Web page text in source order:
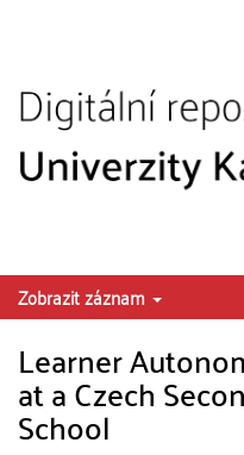
Zobrazit záznam
Learner
at a Czech
School